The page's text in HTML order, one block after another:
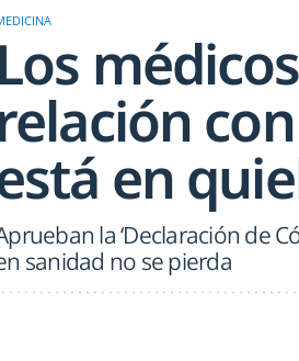
Los
en
la ‘Declaración de
sanidad no se pierda